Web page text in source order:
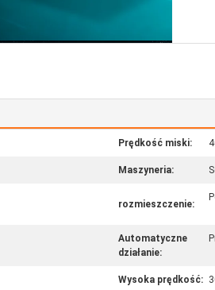
Prędkość miski:
Maszyneria:
rozmieszczenie:
Automatyczne
działanie:
Wysoka prędkość: